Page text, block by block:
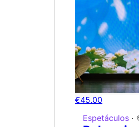
€45.00
Espetáculos ·